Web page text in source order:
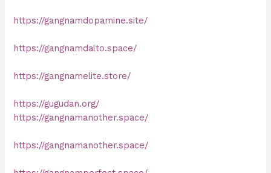
https://gangnamdopamine.site/
https://gangnamdalto.space/
https://gangnamelite.store/
https://gugudan.org/
https://gangnamanother.space/
https://gangnamanother.space/